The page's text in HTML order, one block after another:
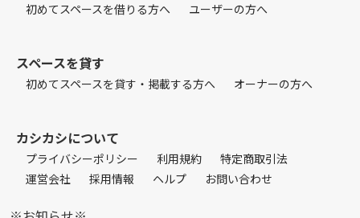
初めてスペースを借りる方へ ユーザーの方へ
スペースを貸す
初めてスペースを貸す・掲載する方へ オーナーの方へ
カシカシについて
プライバシーポリシー 利用規約
特定商取引法
運営会社
採用情報 ヘルプ お問い合わせ